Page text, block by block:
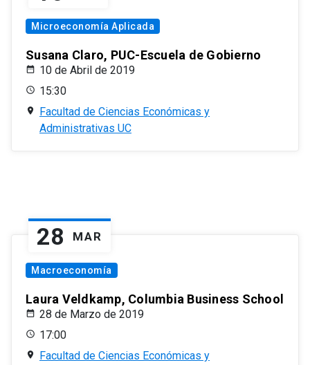
Microeconomía Aplicada
Susana Claro, PUC-Escuela de Gobierno
10 de Abril de 2019
15:30
Facultad de Ciencias Económicas y
Administrativas UC
28 MAR
Macroeconomía
Laura Veldkamp, Columbia Business School
28 de Marzo de 2019
17:00
Facultad de Ciencias Económicas y